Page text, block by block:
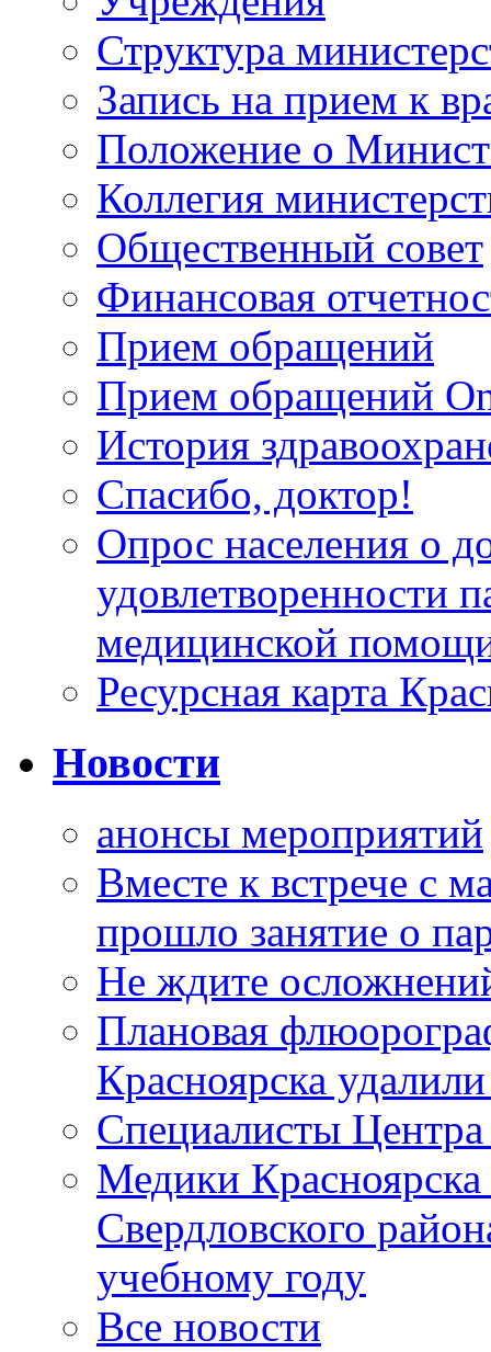
Структура
Запись на прием к
Положение о
Коллегия
Общественный совет
Финансовая
Прием обращений
Прием обращений
История
Спасибо, доктор!
Опрос населения о
удовлетворенности
медицинской
Ресурсная карта
Новости
анонсы мероприятий
Вместе к встрече с
прошло занятие о
Не ждите
Плановая
Красноярска
Специалисты
Медики
Свердловского
учебному году
Все новости